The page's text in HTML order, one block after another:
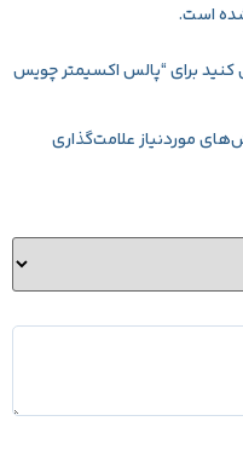
است.
کنید برای “پالس اکسیمتر چویس
موردنیاز علامت‌گذاری